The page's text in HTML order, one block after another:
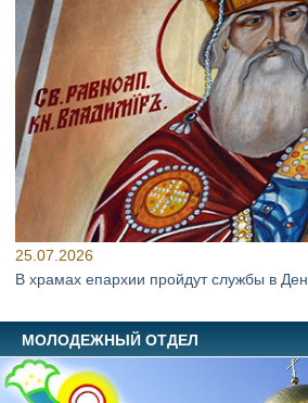
25.07.2026
В храмах епархии пройдут службы в
МОЛОДЕЖНЫЙ ОТДЕЛ